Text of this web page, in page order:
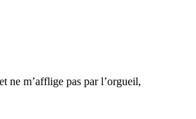
ne m’afflige pas par l’orgueil,